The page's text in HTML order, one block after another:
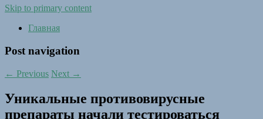
Skip to primary content
Главная
Post navigation
← Previous Next →
Уникальные противовирусные
препараты начали тестироваться